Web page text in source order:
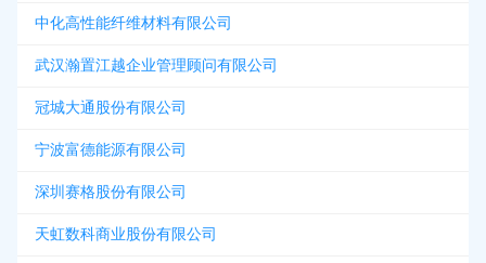
中化高性能纤维材料有限公司
武汉瀚置江越企业管理顾问有限公司
冠城大通股份有限公司
宁波富德能源有限公司
深圳赛格股份有限公司
天虹数科商业股份有限公司